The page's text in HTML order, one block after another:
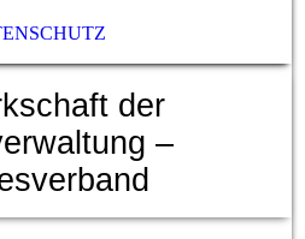
der
–